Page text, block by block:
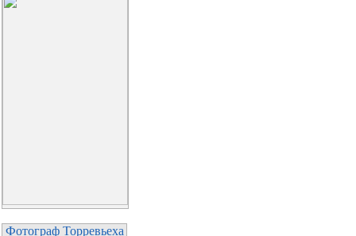
Фотограф Торревьеха